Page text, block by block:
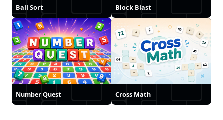
Ball Sort Block Blast
Number Quest Cross Math